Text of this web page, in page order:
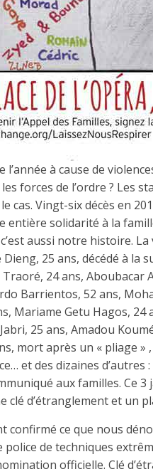
à cause de
forces de l’ordre ? Les
cas. Vingt-six décès en
solidarité à la
aussi notre histoire.
25 ans, décédé à la
24 ans, Aboubacar
Barrientos, 52 ans,
Mariame Getu Hagos, 24
25 ans, Amadou
mort après un « pliage »
et des dizaines d’autres
aux familles. Ce 3
clé d’étranglement et un
ce que nous
de techniques
officielle. Clé